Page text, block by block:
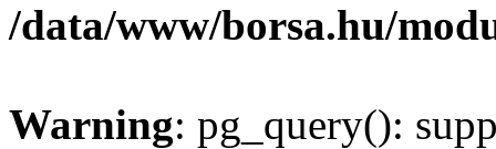
/data/www/borsa.hu/
Warning: pg_query():